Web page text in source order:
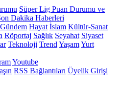
Süper Lig Puan Durumu ve
Dakika Haberleri
Gündem Hayat İslam Kültür-Sanat
Röportaj Sağlık Seyahat Siyaset
Teknoloji Trend YaşamYurt
Youtube
RSS Bağlantıları Üyelik Girişi